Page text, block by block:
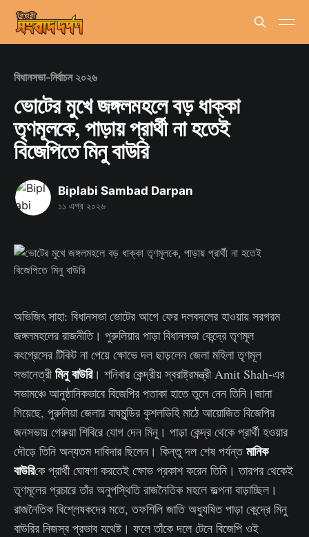
বিধানসভা-নির্বাচন ২০২৬
ভোটের মুখে জঙ্গলমহলে বড় ধাক্কা
তৃণমূলকে, পাড়ায় প্রার্থী না হতেই
বিজেপিতে মিনু বাউরি
Biplabi Sambad Darpan
১১ এপ্র ২০২৬
অভিজিৎ সাহা: বিধানসভা ভোটের আগে ফের দলবদলের হাওয়ায় সরগরম
জঙ্গলমহলের রাজনীতি। পুরুলিয়ার পাড়া বিধানসভা কেন্দ্রে তৃণমূল
কংগ্রেসের টিকিট না পেয়ে ক্ষোভে দল ছাড়লেন জেলা মহিলা তৃণমূল
সভানেত্রীমিনু বাউরি। শনিবার কেন্দ্রীয় স্বরাষ্ট্রমন্ত্রী Amit Shah-এর
সভামঞ্চে আনুষ্ঠানিকভাবে বিজেপির পতাকা হাতে তুলে নেন তিনি।জানা
গিয়েছে, পুরুলিয়া জেলার বাঘমুন্ডির কুশলডিহি মাঠে আয়োজিত বিজেপির
জনসভায় গেরুয়া শিবিরে যোগ দেন মিনু। পাড়া কেন্দ্র থেকে প্রার্থী হওয়ার
দৌড়ে তিনি অন্যতম দাবিদার ছিলেন। কিন্তু দল শেষ পর্যন্তমানিক
বাউরিকে প্রার্থী ঘোষণা করতেই ক্ষোভ প্রকাশ করেন তিনি। তারপর থেকেই
তৃণমূলের প্রচারে তাঁর অনুপস্থিতি রাজনৈতিক মহলে জল্পনা বাড়াচ্ছিল।
রাজনৈতিক বিশ্লেষকদের মতে, তফশিলি জাতি অধ্যুষিত পাড়া কেন্দ্রে মিনু
বাউরির নিজস্ব প্রভাব যথেষ্ট। ফলে তাঁকে দলে টেনে বিজেপি ওই